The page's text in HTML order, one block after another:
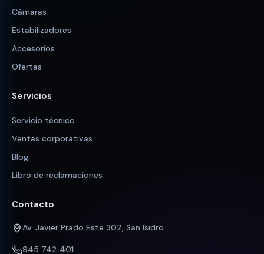
Cámaras
Estabilizadores
Accesorios
Ofertas
Servicios
Servicio técnico
Ventas corporativas
Blog
Libro de reclamaciones
Contacto
Av. Javier Prado Este 302, San Isidro
945 742 401